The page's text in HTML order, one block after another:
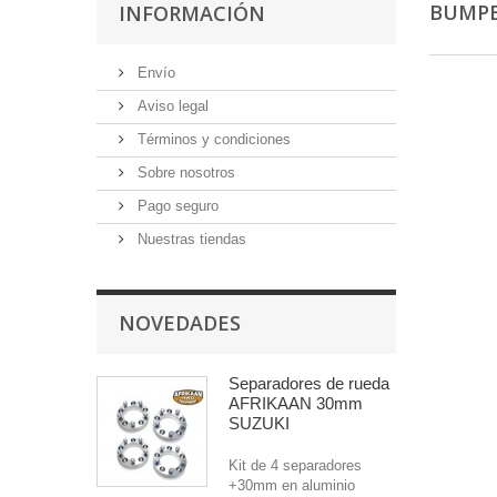
INFORMACIÓN
Envío
Aviso legal
Términos y condiciones
Sobre nosotros
Pago seguro
Nuestras tiendas
NOVEDADES
Separadores de rueda
AFRIKAAN 30mm
SUZUKI
Kit de 4 separadores
+30mm en aluminio